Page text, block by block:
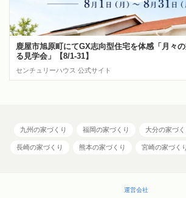
鹿屋市旭原町にてGX志向型住宅を体感「月々
る見学会」【8/1-31】
センチュリーハウス 公式サイト
九州の家づくり 福岡の家づくり 大分の家づく
長崎の家づくり 熊本の家づくり 宮崎の家づく
運営会社